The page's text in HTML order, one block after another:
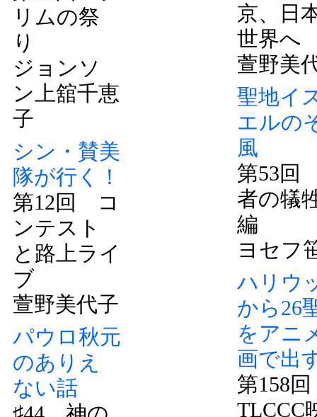
リムの祭
り
ジョンソ
ン上舘千恵
子
シン・賛美
隊が行く！
第12回 コ
ンテスト
と路上ライ
ブ
萱野美代子
パウロ秋元
のありえ
ない話
京、日
世界へ
萱野美
聖地イ
エルの
風
第53
者の
編
ヨセフ
ハリウ
から26
をアニ
画で出
第158
TLCCC